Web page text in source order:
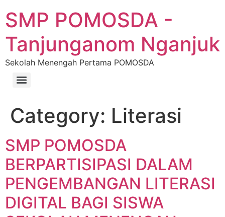
SMP POMOSDA -
Tanjunganom Nganjuk
Sekolah Menengah Pertama POMOSDA
Category: Literasi
SMP POMOSDA
BERPARTISIPASI DALAM
PENGEMBANGAN LITERASI
DIGITAL BAGI SISWA